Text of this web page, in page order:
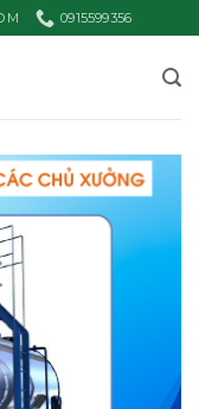
0915599356